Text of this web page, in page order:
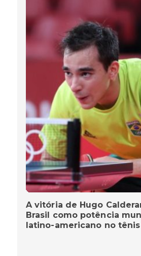
A vitória de Hugo
Brasil como potência
latino-americano no